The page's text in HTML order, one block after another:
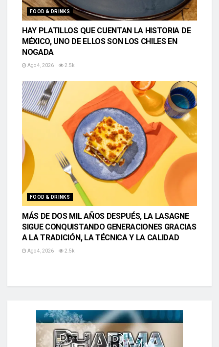
FOOD & DRINKS
HAY PLATILLOS QUE CUENTAN LA HISTORIA DE
MÉXICO, UNO DE ELLOS SON LOS CHILES EN
NOGADA
Ago 4, 2026 2.5k
FOOD & DRINKS
MÁS DE DOS MIL AÑOS DESPUÉS, LA LASAGNE
SIGUE CONQUISTANDO GENERACIONES GRACIAS
A LA TRADICIÓN, LA TÉCNICA Y LA CALIDAD
Ago 4, 2026 2.5k